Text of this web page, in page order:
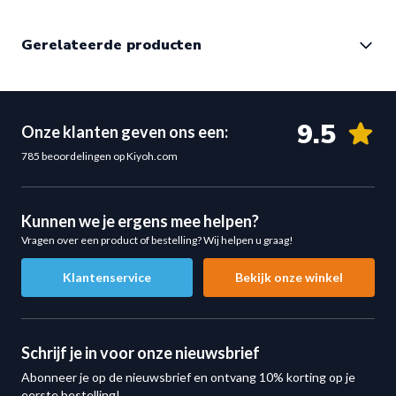
Soepele rotatie dankzijkogellagers
Specificaties en Afmetingen
Totale lengte:
86 cm
Binnenmaat (greepbreedte):23 cm
Lengte schijfopname:17 cm
Diameter schijfopname:
Maximale belastbaarheid:317 kg
Lagering:kogellagers
Kleur:chroom
Ideaal voor Gerichte Armtraining
Colli 1
Colli Gewicht 11 kg
Gerelateerde producten
Onze klanten geven ons een:
785 beoordelingen op Kiyoh.com
9.5
Kunnen we je ergens mee helpen?
Vragen over een product of bestelling? Wij helpen u graag!
Klantenservice Bekijk onze winkel
Schrijf je in voor onze nieuwsbrief
Abonneer je op de nieuwsbrief en ontvang 10% korting op je